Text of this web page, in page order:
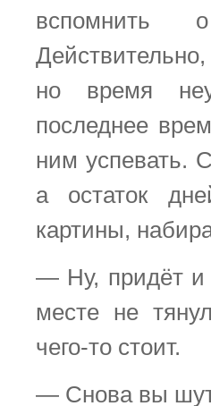
вспомнить
но время
последнее
ним успевать.
а остаток
картины,
— Ну, придёт и
месте не
чего-то стоит.
— Снова вы